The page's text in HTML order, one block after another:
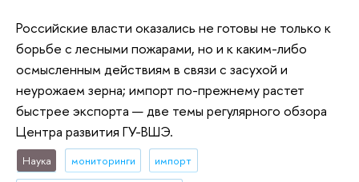
Российские власти оказались не готовы не только к
борьбе с лесными пожарами, но и к каким-либо
осмысленным действиям в связи с засухой и
неурожаем зерна; импорт по-прежнему растет
быстрее экспорта — две темы регулярного обзора
Центра развития ГУ-ВШЭ.
Наука мониторинги импорт